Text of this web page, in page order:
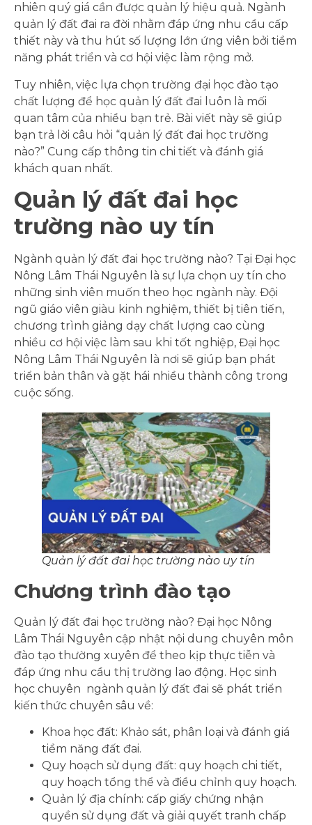
nhiên quý giá cần được quản lý hiệu quả. Ngành
quản lý đất đai ra đời nhằm đáp ứng nhu cầu cấp
thiết này và thu hút số lượng lớn ứng viên bởi tiềm
năng phát triển và cơ hội việc làm rộng mở.
Tuy nhiên, việc lựa chọn trường đại học đào tạo
chất lượng để học quản lý đất đai luôn là mối
quan tâm của nhiều bạn trẻ. Bài viết này sẽ giúp
bạn trả lời câu hỏi “quản lý đất đai học trường
nào?” Cung cấp thông tin chi tiết và đánh giá
khách quan nhất.
Quản lý đất đai học
trường nào uy tín
Ngành quản lý đất đai học trường nào? Tại Đại học
Nông Lâm Thái Nguyên là sự lựa chọn uy tín cho
những sinh viên muốn theo học ngành này. Đội
ngũ giáo viên giàu kinh nghiệm, thiết bị tiên tiến,
chương trình giảng dạy chất lượng cao cùng
nhiều cơ hội việc làm sau khi tốt nghiệp, Đại học
Nông Lâm Thái Nguyên là nơi sẽ giúp bạn phát
triển bản thân và gặt hái nhiều thành công trong
cuộc sống.
Quản lý đất đai học trường nào uy tín
Chương trình đào tạo
Quản lý đất đai học trường nào? Đại học Nông
Lâm Thái Nguyên cập nhật nội dung chuyên môn
đào tạo thường xuyên để theo kịp thực tiễn và
đáp ứng nhu cầu thị trường lao động. Học sinh
học chuyên ngành quản lý đất đai sẽ phát triển
kiến ​​thức chuyên sâu về:
Khoa học đất: Khảo sát, phân loại và đánh giá
tiềm năng đất đai.
Quy hoạch sử dụng đất: quy hoạch chi tiết,
quy hoạch tổng thể và điều chỉnh quy hoạch.
Quản lý địa chính: cấp giấy chứng nhận
quyền sử dụng đất và giải quyết tranh chấp